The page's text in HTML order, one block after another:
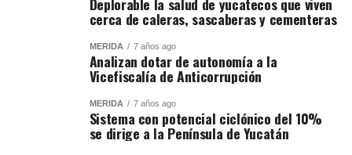
cerca de caleras, sascaberas y cementeras
MÉRIDA 7 años ago
Analizan dotar de autonomía a la
Vicefiscalía de Anticorrupción
MÉRIDA 7 años ago
Sistema con potencial ciclónico del 10%
se dirige a la Península de Yucatán